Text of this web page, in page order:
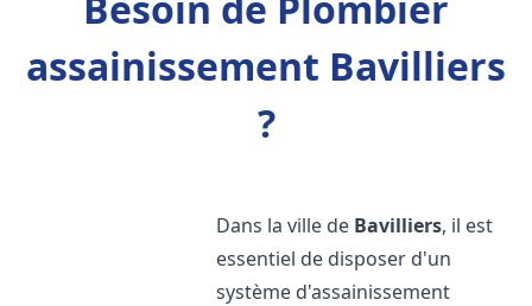
assainissement Bavilliers
?
Dans la ville de Bavilliers, il est
essentiel de disposer d'un
système d'assainissement